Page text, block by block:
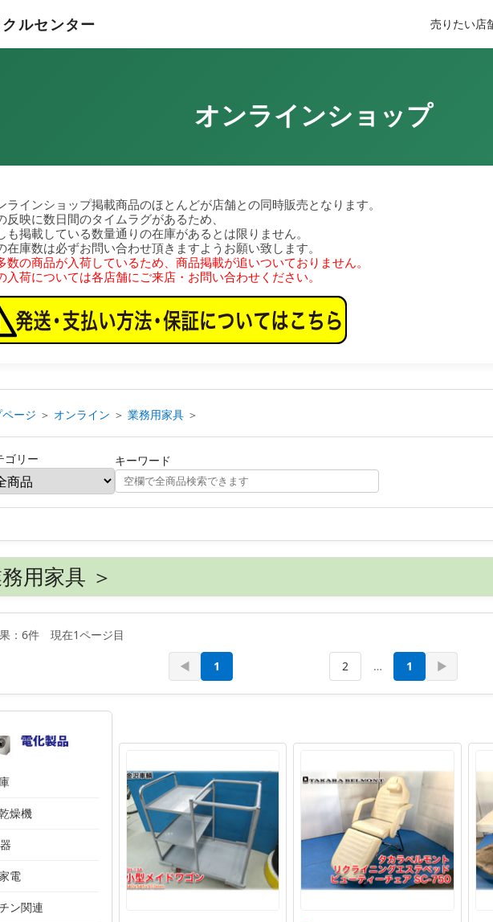
ルセンター 売りたい店
オンラインショップ
ラインショップ掲載商品のほとんどが店舗との同時販売となります。
反映に数日間のタイムラグがあるため、
も掲載している数量通りの在庫があるとは限りません。
在庫数は必ずお問い合わせ頂きますようお願い致します。
数の商品が入荷しているため、商品掲載が追いついておりません。
入荷については各店舗にご来店・お問い合わせください。
ページ ＞ オンライン ＞ 業務用家具 ＞
ゴリー キーワード
用家具 ＞
：6件 現在1ページ目
◀ 1 2 … 1 ▶
燥機
電
ン関連